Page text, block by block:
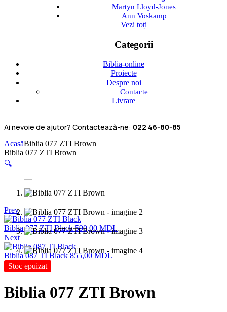
Martyn Lloyd-Jones
Ann Voskamp
Vezi toți
Categorii
Biblia-online
Proiecte
Despre noi
Contacte
Livrare
Ai nevoie de ajutor? Contactează-ne: 022 46-80-85
AcasăBiblia 077 ZTI Brown
Biblia 077 ZTI Brown
🔍
Prev
Biblia 077 ZTI Black 590,00MDL
Next
Biblia 087 TI Black 855,00MDL
Stoc epuizat
Biblia 077 ZTI Brown